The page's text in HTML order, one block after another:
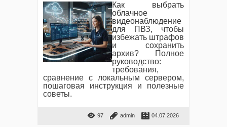
Как выбрать
облачное
видеонаблюдение
для ПВЗ, чтобы
избежать штрафов
и сохранить
архив? Полное
руководство:
требования,
сравнение с локальным сервером,
пошаговая инструкция и полезные
советы.
97 admin 04.07.2026